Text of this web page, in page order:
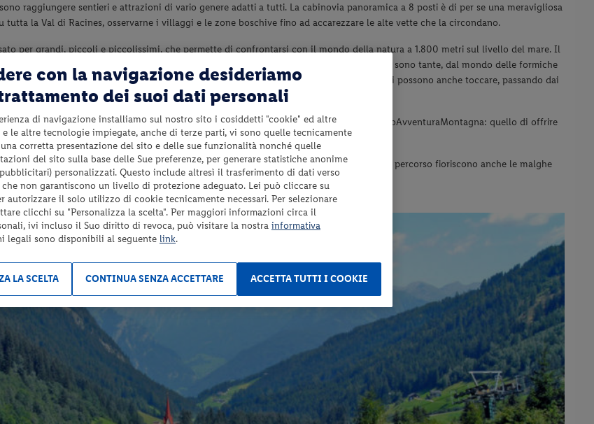
raggiungere sentieri e attrazioni di vario genere adatti a tutti. La cabinovia panoramica a 8 posti è di per se una meravigliosa
tutta la Val di Racines, osservarne i villaggi e le zone boschive fino ad accarezzare le alte vette che la circondano.
per grandi, piccoli e piccolissimi, che permette di confrontarsi con il mondo della natura a 1.800 metri sul livello del mare. Il
anche a carrozzine e passeggini, è pieno di attrazioni e meraviglie. Le scoperte da fare sono tante, dal mondo delle formiche
degli scoiattoli, raggiungibile dopo 145 gradini e agli animali della fattoria che si possono anche toccare, passando dai
alla flora e alla fauna locale che vengono descritti per completare l’obiettivo di MondoAvventuraMontagna: quello di offrire
circondati dalla natura e con tante occasioni di divertimento assicurate. Attorno al percorso fioriscono anche le malghe
che accomuna moltissimi degli itinerari che si diramano nella zona.
con la navigazione desideriamo
dei suoi dati personali
di navigazione installiamo sul nostro sito i cosiddetti "cookie" ed altre
le altre tecnologie impiegate, anche di terze parti, vi sono quelle tecnicamente
corretta presentazione del sito e delle sue funzionalità nonché quelle
del sito sulla base delle Sue preferenze, per generare statistiche anonime
personalizzati. Questo include altresì il trasferimento di dati verso
non garantiscono un livello di protezione adeguato. Lei può cliccare su
autorizzare il solo utilizzo di cookie tecnicamente necessari. Per selezionare
clicchi su "Personalizza la scelta". Per maggiori informazioni circa il
ivi incluso il Suo diritto di revoca, può visitare la nostra informativa
legali sono disponibili al seguente link.
ACCETTA TUTTI I COOKIE
CONTINUA SENZA ACCETTARE
LA SCELTA